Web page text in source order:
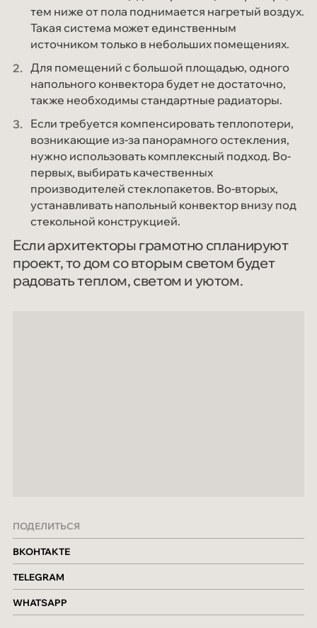
тем ниже от пола поднимается нагретый воздух.
Такая система может единственным
источником только в небольших помещениях.
Для помещений с большой площадью, одного
напольного конвектора будет не достаточно,
также необходимы стандартные радиаторы.
Если требуется компенсировать теплопотери,
возникающие из-за панорамного остекления,
нужно использовать комплексный подход. Во-
первых, выбирать качественных
производителей стеклопакетов. Во-вторых,
устанавливать напольный конвектор внизу под
стекольной конструкцией.
Если архитекторы грамотно спланируют
проект, то дом со вторым светом будет
радовать теплом, светом и уютом.
ПОДЕЛИТЬСЯ
ВКОНТАКТЕ
TELEGRAM
WHATSAPP